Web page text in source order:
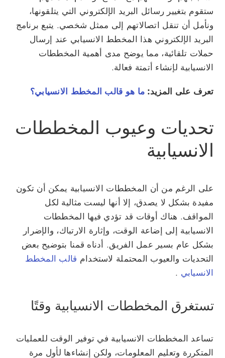
ستقوم بتغيير رسائل البريد الإلكتروني التي يتلقونها،
ونأمل أن تنقل اتصالاتهم إلى ممثل شخصي. يتبع برنامج
البريد الإلكتروني هذا المخطط الانسيابي عند إرسال
حملات تلقائية، مما يوضح مدى أهمية المخططات
الانسيابية لإنشاء أتمتة فعالة.
تعرف على المزيد: ما هو قالب المخطط الانسيابي؟
تحديات وعيوب المخططات
الانسيابية
على الرغم من أن المخططات الانسيابية يمكن أن تكون
مفيدة بشكل لا يصدق، إلا أنها ليست مثالية لكل
المواقف. هناك أوقات قد تؤدي فيها المخططات
الانسيابية إلى إضاعة الوقت، وإثارة الارتباك، والإضرار
بشكل عام بسير عمل الفريق. أدناه قمنا بتوضيح بعض
التحديات والعيوب المحتملة لاستخدام قالب المخطط
الانسيابي .
تستغرق المخططات الانسيابية وقتًا
تساعد المخططات الانسيابية في توفير الوقت للعمليات
المتكررة وتعليم المعلومات، ولكن إنشاءها لأول مرة